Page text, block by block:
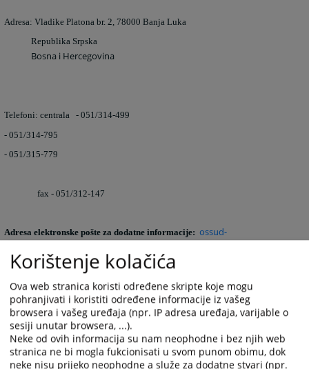
Adresa: Vladike Platona br. 2, 78000 Banja Luka
Republika Srpska
Bosna i Hercegovina
Telefoni: centrala - 051/314-499
- 051/314-795
- 051/315-779
fax- 051/312-147
Adresa elektronske pošte za dodatne informacije: ossud-
Osoba za odnose s javnošću
Sudski administrator - portparol suda: Nikola Gatarić,kancelarija 203/sprat
2.
Korištenje kolačića
Ova web stranica koristi određene skripte koje mogu
pohranjivati i koristiti određene informacije iz vašeg
browsera i vašeg uređaja (npr. IP adresa uređaja, varijable o
sesiji unutar browsera, ...).
Neke od ovih informacija su nam neophodne i bez njih web
stranica ne bi mogla fukcionisati u svom punom obimu, dok
neke nisu prijeko neophodne a služe za dodatne stvari (npr.